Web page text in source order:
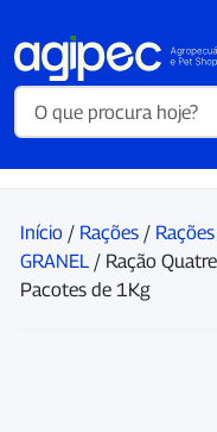
Início / Rações /
GRANEL / Ração
Pacotes de 1Kg